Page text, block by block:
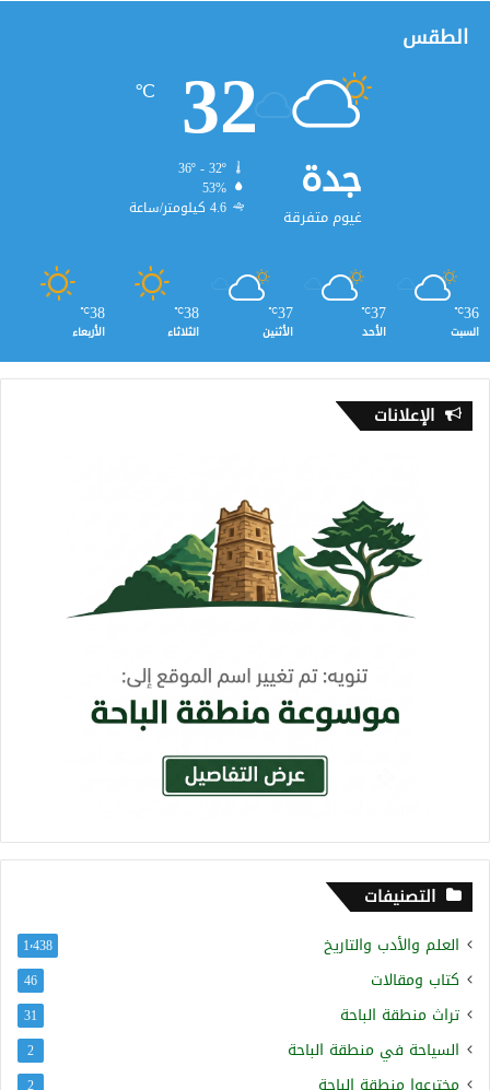
الطقس
جدة
غيوم متفرقة
32
℃
36º - 32º
53%
4.6 كيلومتر/ساعة
36
℃
السبت
37
℃
الأحد
37
℃
الأثنين
38
℃
الثلاثاء
38
℃
الأربعاء
الإعلانات
التصنيفات
العلم والأدب والتاريخ 1٬438
كتاب ومقالات 46
تراث منطقة الباحة 31
السياحة في منطقة الباحة 2